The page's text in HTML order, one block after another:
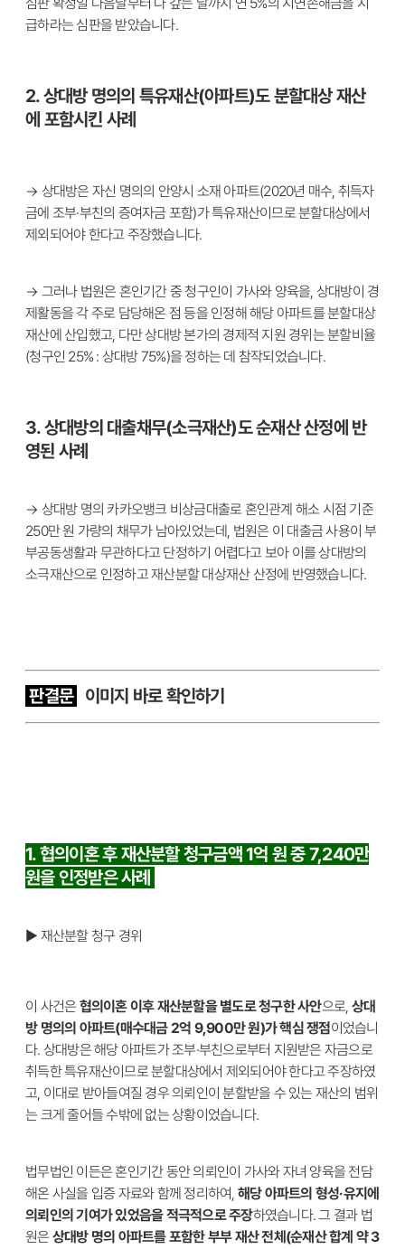
급하라는 심판을 받았습니다.
2. 상대방 명의의 특유재산(아파트)도 분할대상 재산
에 포함시킨 사례
→ 상대방은 자신 명의의 안양시 소재 아파트(2020년 매수, 취득자
금에 조부·부친의 증여자금 포함)가 특유재산이므로 분할대상에서
제외되어야 한다고 주장했습니다.
→ 그러나 법원은 혼인기간 중 청구인이 가사와 양육을, 상대방이 경
제활동을 각 주로 담당해온 점 등을 인정해 해당 아파트를 분할대상
재산에 산입했고, 다만 상대방 본가의 경제적 지원 경위는 분할비율
(청구인 25% : 상대방 75%)을 정하는 데 참작되었습니다.
3. 상대방의 대출채무(소극재산)도 순재산 산정에 반
영된 사례
→ 상대방 명의 카카오뱅크 비상금대출로 혼인관계 해소 시점 기준
250만 원 가량의 채무가 남아있었는데, 법원은 이 대출금 사용이 부
부공동생활과 무관하다고 단정하기 어렵다고 보아 이를 상대방의
소극재산으로 인정하고 재산분할 대상재산 산정에 반영했습니다.
판결문 이 미지 바로 확인하기
1. 협의이혼 후 재산분할 청구금액 1억 원 중 7,240만
원을 인정받은 사례
▶ 재산분할 청구 경위
이 사건은 협의이혼 이후 재산분할을 별도로 청구한 사안으로, 상대
방 명의의 아파트(매수대금 2억 9,900만 원)가 핵심 쟁점이었습니
다. 상대방은 해당 아파트가 조부·부친으로부터 지원받은 자금으로
취득한 특유재산이므로 분할대상에서 제외되어야 한다고 주장하였
고, 이대로 받아들여질 경우 의뢰인이 분할받을 수 있는 재산의 범위
는 크게 줄어들 수밖에 없는 상황이었습니다.
법무법인 이든은 혼인기간 동안 의뢰인이 가사와 자녀 양육을 전담
해온 사실을 입증 자료와 함께 정리하여, 해당 아파트의 형성·유지에
의뢰인의 기여가 있었음을 적극적으로 주장하였습니다. 그 결과 법
원은 상대방 명의 아파트를 포함한 부부 재산 전체(순재산 합계 약 3